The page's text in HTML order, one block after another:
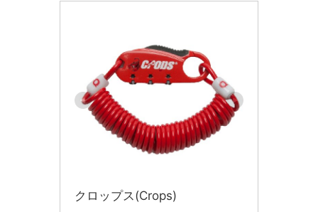
クロップス(Crops)